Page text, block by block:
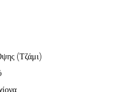
(Τζάμι)